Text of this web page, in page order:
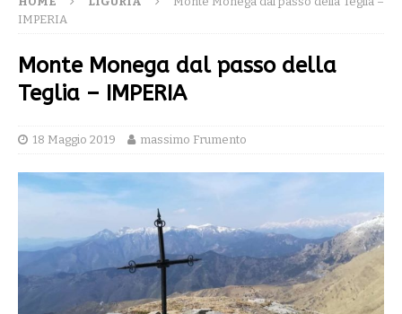
IMPERIA
Monte Monega dal passo della
Teglia – IMPERIA
18 Maggio 2019 massimo Frumento